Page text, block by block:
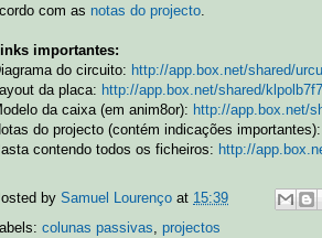
com as notas do projecto
importantes:
do circuito: http://app.box.net/shared/
da placa: http://app.box.net/shared/
da caixa (em anim8or): http://app.box.net/
do projecto (contém indicações importantes):
contendo todos os ficheiros: http://
by Samuel Lourenço at 15:39
colunas passivas projectos